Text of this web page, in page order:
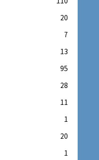
20
7
13
95
28
11
1
20
1